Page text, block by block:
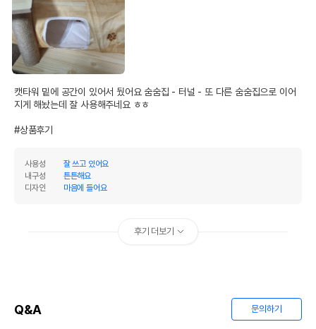
캣타워 밑에 공간이 있어서 뒀어요 숨숨집 - 터널 - 또 다른 숨숨집으로 이어
지게 해놨는데 잘 사용해주네요 ㅎㅎ
#상품후기
사용성
잘 쓰고 있어요
내구성
튼튼해요
디자인
마음에 들어요
후기 더보기
Q&A 문의하기